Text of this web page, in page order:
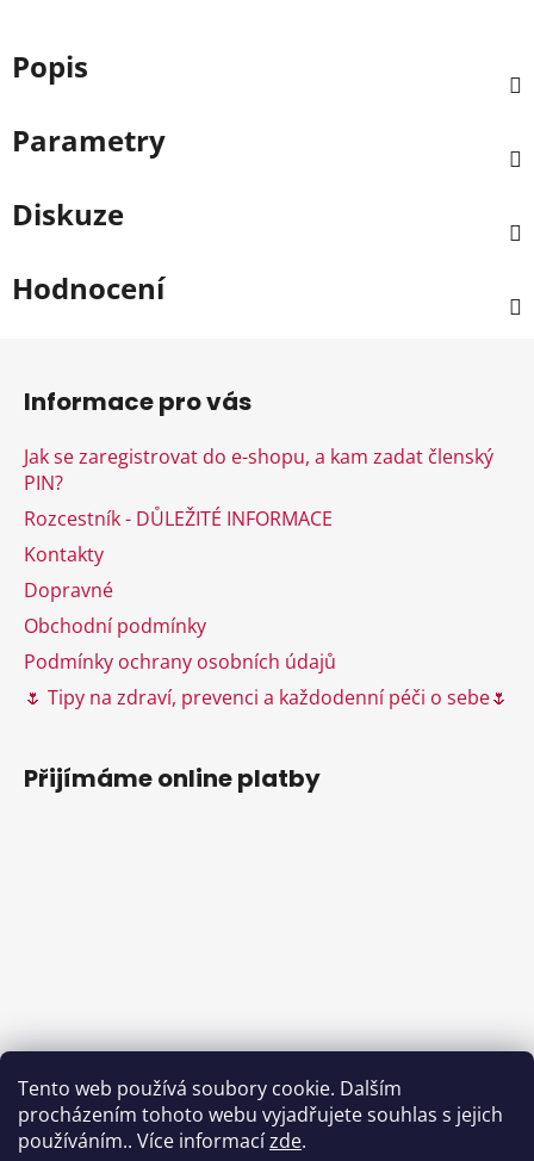
Tento web používá soubory cookie. Dalším
procházením tohoto webu vyjadřujete souhlas s jejich
používáním.. Více informacízde.
Popis
Parametry
Diskuze
Hodnocení
Informace pro vás
Jak se zaregistrovat do e-shopu, a kam zadat členský
PIN?
Rozcestník - DŮLEŽITÉ INFORMACE
Kontakty
Dopravné
Obchodní podmínky
Podmínky ochrany osobních údajů
🌷 Tipy na zdraví, prevenci a každodenní péči o sebe🌷
Přijímáme online platby